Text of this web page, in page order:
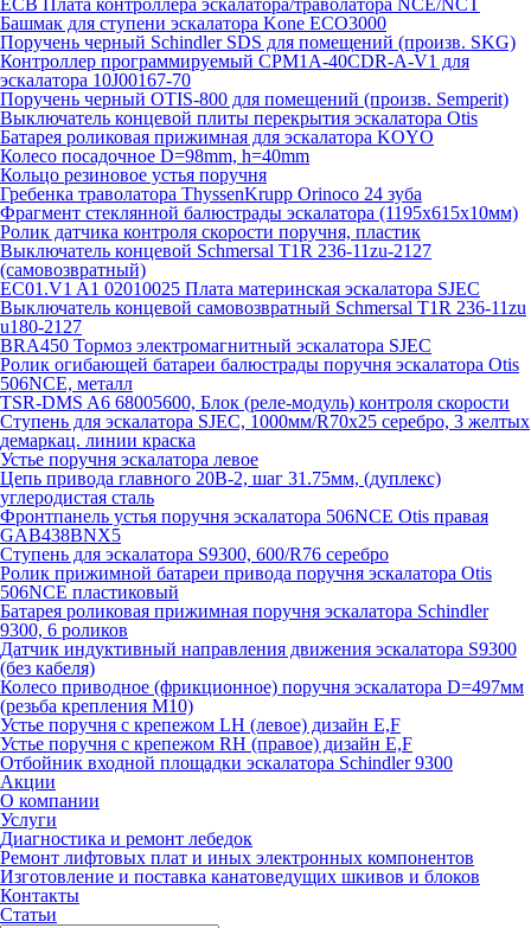
ECB Плата контроллера эскалатора/траволатора NCE/NCT
Башмак для ступени эскалатора Kone ECO3000
Поручень черный Schindler SDS для помещений (произв. SKG)
Контроллер программируемый CPM1A-40CDR-A-V1 для
эскалатора 10J00167-70
Поручень черный OTIS-800 для помещений (произв. Semperit)
Выключатель концевой плиты перекрытия эскалатора Otis
Батарея роликовая прижимная для эскалатора KOYO
Колесо посадочное D=98mm, h=40mm
Кольцо резиновое устья поручня
Гребенка траволатора ThyssenKrupp Orinoco 24 зуба
Фрагмент стеклянной балюстрады эскалатора (1195х615х10мм)
Ролик датчика контроля скорости поручня, пластик
Выключатель концевой Schmersal T1R 236-11zu-2127
(самовозвратный)
EC01.V1 A1 02010025 Плата материнская эскалатора SJEC
Выключатель концевой самовозвратный Schmersal T1R 236-11zu
u180-2127
BRA450 Тормоз электромагнитный эскалатора SJEC
Ролик огибающей батареи балюстрады поручня эскалатора Otis
506NCE, металл
TSR-DMS A6 68005600, Блок (реле-модуль) контроля скорости
Ступень для эскалатора SJEC, 1000мм/R70x25 серебро, 3 желтых
демаркац. линии краска
Устье поручня эскалатора левое
Цепь привода главного 20B-2, шаг 31.75мм, (дуплекс)
углеродистая сталь
Фронтпанель устья поручня эскалатора 506NCE Otis правая
GAB438BNX5
Ступень для эскалатора S9300, 600/R76 серебро
Ролик прижимной батареи привода поручня эскалатора Otis
506NCE пластиковый
Батарея роликовая прижимная поручня эскалатора Schindler
9300, 6 роликов
Датчик индуктивный направления движения эскалатора S9300
(без кабеля)
Колесо приводное (фрикционное) поручня эскалатора D=497мм
(резьба крепления M10)
Устье поручня с крепежом LH (левое) дизайн E,F
Устье поручня с крепежом RH (правое) дизайн E,F
Отбойник входной площадки эскалатора Schindler 9300
Акции
О компании
Услуги
Диагностика и ремонт лебедок
Ремонт лифтовых плат и иных электронных компонентов
Изготовление и поставка канатоведущих шкивов и блоков
Контакты
Статьи